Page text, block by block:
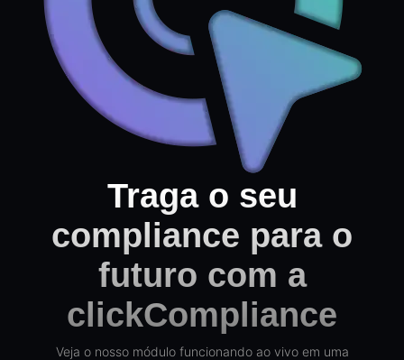
Traga o seu
compliance para o
futuro com a
clickCompliance
Veja o nosso módulo funcionando ao vivo em uma